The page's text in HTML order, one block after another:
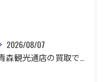
2026/08/07